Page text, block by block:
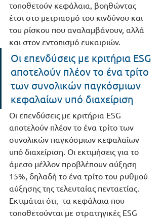
τοποθετούν κεφάλαια, βοηθώντας
έτσι στο μετριασμό του κινδύνου και
του ρίσκου που αναλαμβάνουν, αλλά
και στον εντοπισμό ευκαιριών.
Οι επενδύσεις με κριτήρια ESG
αποτελούν πλέον το ένα τρίτο
των συνολικών παγκόσμιων
κεφαλαίων υπό διαχείριση
Οι επενδύσεις με κριτήρια ESG
αποτελούν πλέον το ένα τρίτο των
συνολικών παγκόσμιων κεφαλαίων
υπό διαχείριση. Οι εκτιμήσεις για το
άμεσο μέλλον προβλέπουν αύξηση
15%, δηλαδή το ένα τρίτο του ρυθμού
αύξησης της τελευταίας πενταετίας.
Εκτιμάται ότι,  τα κεφάλαια που
τοποθετούνται με στρατηγικές ESG